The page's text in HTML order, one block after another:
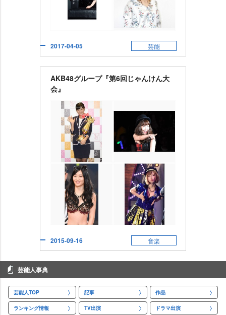
2017-04-05 芸能
AKB48グループ『第6回じゃんけん大
会』
2015-09-16 音楽
芸能人事典
芸能人TOP 記事 作品
ランキング情報 TV出演 ドラマ出演